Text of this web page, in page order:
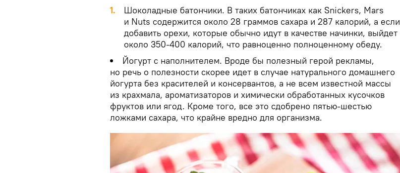
Шоколадные батончики. В таких батончиках как Snickers, Mars
и Nuts содержится около 28 граммов сахара и 287 калорий, а если
добавить орехи, которые обычно идут в качестве начинки, выйдет
около 350-400 калорий, что равноценно полноценному обеду.
Йогурт с наполнителем. Вроде бы полезный герой рекламы,
но речь о полезности скорее идет в случае натурального домашнего
йогурта без красителей и консервантов, а не всем известной массы
из крахмала, ароматизаторов и химически обработанных кусочков
фруктов или ягод. Кроме того, все это сдобрено пятью-шестью
ложками сахара, что крайне вредно для организма.